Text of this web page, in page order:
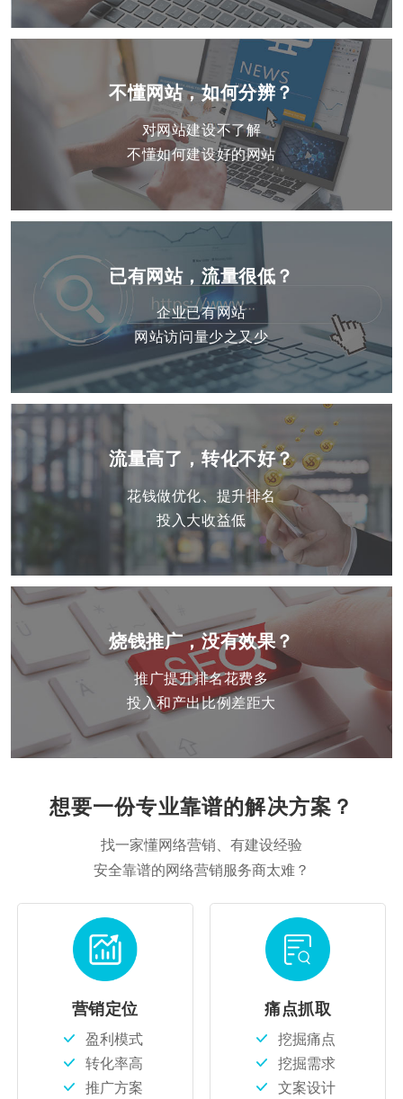
不懂网站，如何分辨？
对网站建设不了解
不懂如何建设好的网站
已有网站，流量很低？
企业已有网站
网站访问量少之又少
流量高了，转化不好？
花钱做优化、提升排名
投入大收益低
烧钱推广，没有效果？
推广提升排名花费多
投入和产出比例差距大
想要一份专业靠谱的解决方案？
找一家懂网络营销、有建设经验
安全靠谱的网络营销服务商太难？
营销定位
盈利模式
转化率高
推广方案
痛点抓取
挖掘痛点
挖掘需求
文案设计